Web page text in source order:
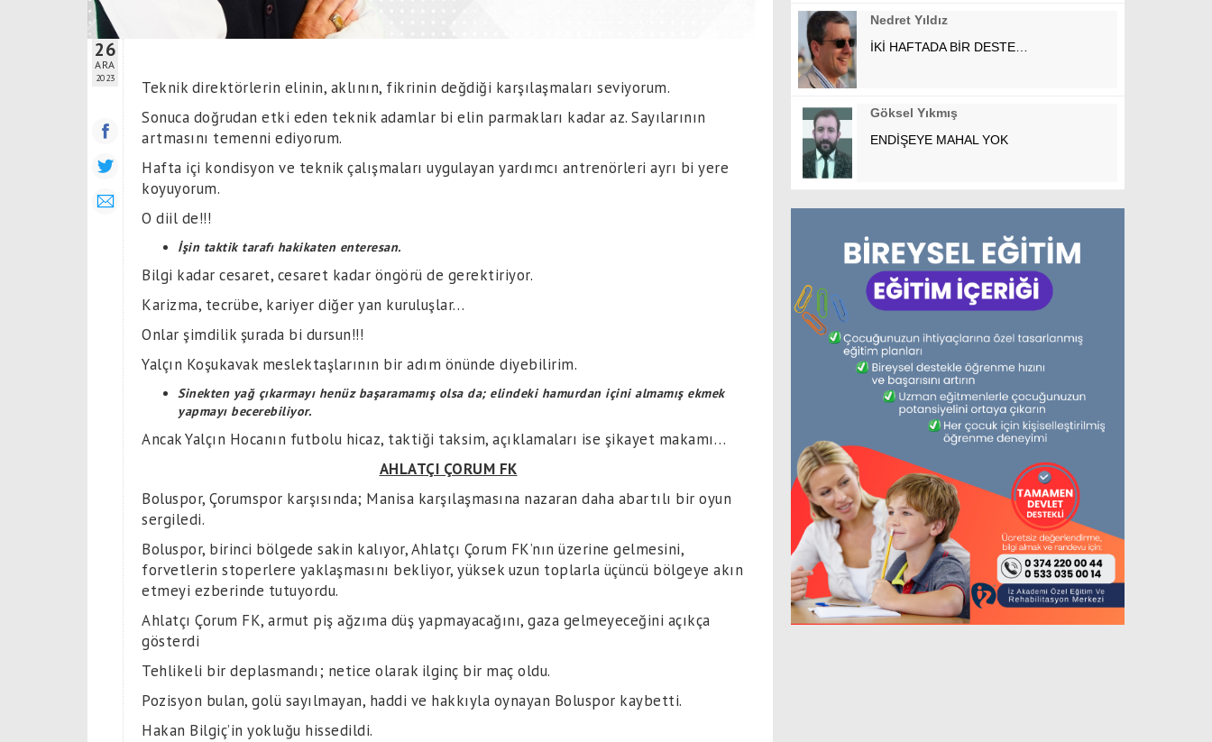
26
ARA
2023
Teknik direktörlerin elinin, aklının, fikrinin değdiği karşılaşmaları seviyorum.
Sonuca doğrudan etki eden teknik adamlar bi elin parmakları kadar az. Sayılarının
artmasını temenni ediyorum.
Hafta içi kondisyon ve teknik çalışmaları uygulayan yardımcı antrenörleri ayrı bi yere
koyuyorum.
O diil de!!!
İşin taktik tarafı hakikaten enteresan.
Bilgi kadar cesaret, cesaret kadar öngörü de gerektiriyor.
Karizma, tecrübe, kariyer diğer yan kuruluşlar…
Onlar şimdilik şurada bi dursun!!!
Yalçın Koşukavak meslektaşlarının bir adım önünde diyebilirim.
Sinekten yağ çıkarmayı henüz başaramamış olsa da; elindeki hamurdan içini almamış ekmek
yapmayı becerebiliyor.
Ancak Yalçın Hocanın futbolu hicaz, taktiği taksim, açıklamaları ise şikayet makamı…
AHLATÇI ÇORUM FK
Boluspor, Çorumspor karşısında; Manisa karşılaşmasına nazaran daha abartılı bir oyun
sergiledi.
Boluspor, birinci bölgede sakin kalıyor, Ahlatçı Çorum FK’nın üzerine gelmesini,
forvetlerin stoperlere yaklaşmasını bekliyor, yüksek uzun toplarla üçüncü bölgeye akın
etmeyi ezberinde tutuyordu.
Ahlatçı Çorum FK, armut piş ağzıma düş yapmayacağını, gaza gelmeyeceğini açıkça
gösterdi
Tehlikeli bir deplasmandı; netice olarak ilginç bir maç oldu.
Pozisyon bulan, golü sayılmayan, haddi ve hakkıyla oynayan Boluspor kaybetti.
Hakan Bilgiç’in yokluğu hissedildi.
Nedret Yıldız
İKİ HAFTADA BİR DESTE…
Göksel Yıkmış
ENDİŞEYE MAHAL YOK